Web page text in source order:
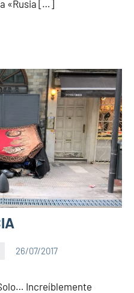
«Rusia […]
26/07/2017
Increíblemente